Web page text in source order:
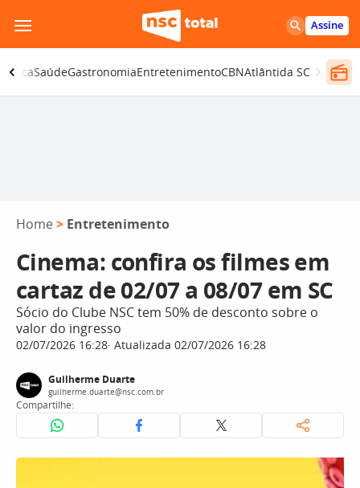
para
o
conteúdo
Assine
SaúdeGastronomiaEntretenimentoCBNAtlântida SC
Home > Entretenimento
Cinema: confira os filmes em
cartaz de 02/07 a 08/07 em SC
Sócio do Clube NSC tem 50% de desconto sobre o
valor do ingresso
02/07/2026 16:28 Atualizada 02/07/2026 16:28
Guilherme Duarte
guilherme.duarte@nsc.com.br
Compartilhe: